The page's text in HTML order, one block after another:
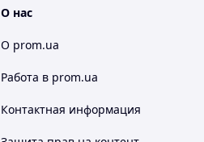
О нас
О prom.ua
Работа в prom.ua
Контактная информация